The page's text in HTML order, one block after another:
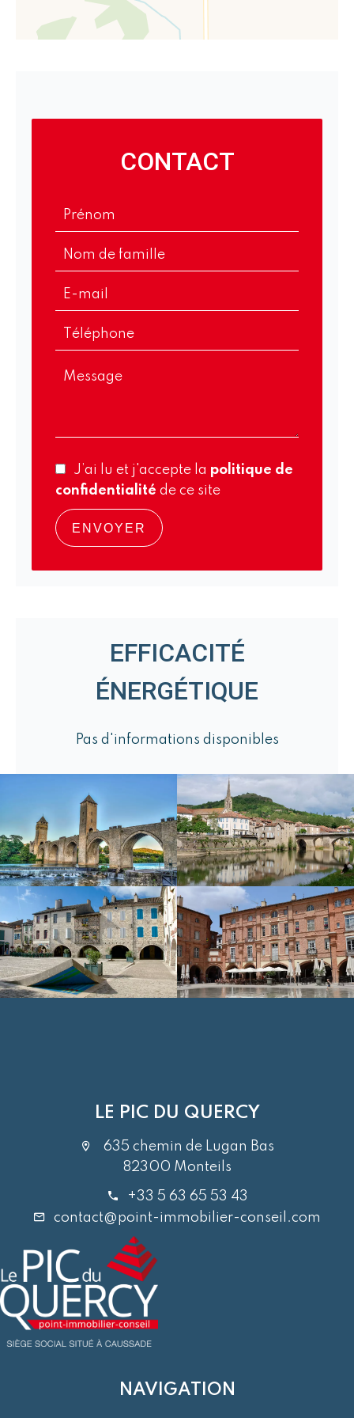
CONTACT
J’ai lu et j'accepte la politique de
confidentialité de ce site
ENVOYER
EFFICACITÉ
ÉNERGÉTIQUE
Pas d'informations disponibles
LE PIC DU QUERCY
635 chemin de Lugan Bas
82300 Monteils
+33 5 63 65 53 43
contact@point-immobilier-conseil.com
NAVIGATION